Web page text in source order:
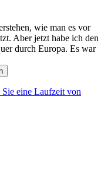
wie man es vor
Aber jetzt habe ich den
durch Europa. Es war
eine Laufzeit von